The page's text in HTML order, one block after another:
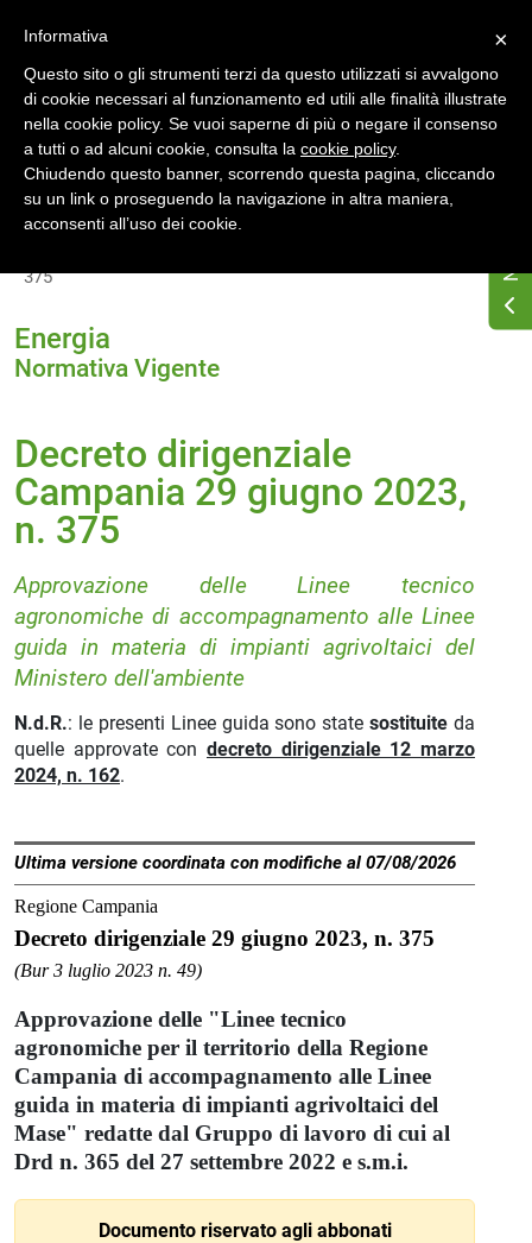
Home
Normativa energetica regionale
Campania
Normativa Vigente
375
Energia
Normativa Vigente
Decreto dirigenziale
Campania 29 giugno 2023,
n. 375
Approvazione delle Linee tecnico
agronomiche di accompagnamento alle Linee
guida in materia di impianti agrivoltaici del
Ministero dell'ambiente
N.d.R.: le presenti Linee guida sono statesostituite da
quelle approvate con decreto dirigenziale 12 marzo
2024, n. 162.
Ultima versione coordinata con modifiche al 07/08/2026
Regione Campania
Decreto dirigenziale 29 giugno 2023, n. 375
(Bur 3 luglio 2023 n. 49)
Approvazione delle "Linee tecnico
agronomiche per il territorio della Regione
Campania di accompagnamento alle Linee
guida in materia di impianti agrivoltaici del
Mase" redatte dal Gruppo di lavoro di cui al
Drd n. 365 del 27 settembre 2022 e s.m.i.
Documento riservato agli abbonati
×
Informativa
Questo sito o gli strumenti terzi da questo utilizzati si avvalgono
di cookie necessari al funzionamento ed utili alle finalità illustrate
nella cookie policy. Se vuoi saperne di più o negare il consenso
a tutti o ad alcuni cookie, consulta la cookie policy.
Chiudendo questo banner, scorrendo questa pagina, cliccando
su un link o proseguendo la navigazione in altra maniera,
acconsenti all’uso dei cookie.